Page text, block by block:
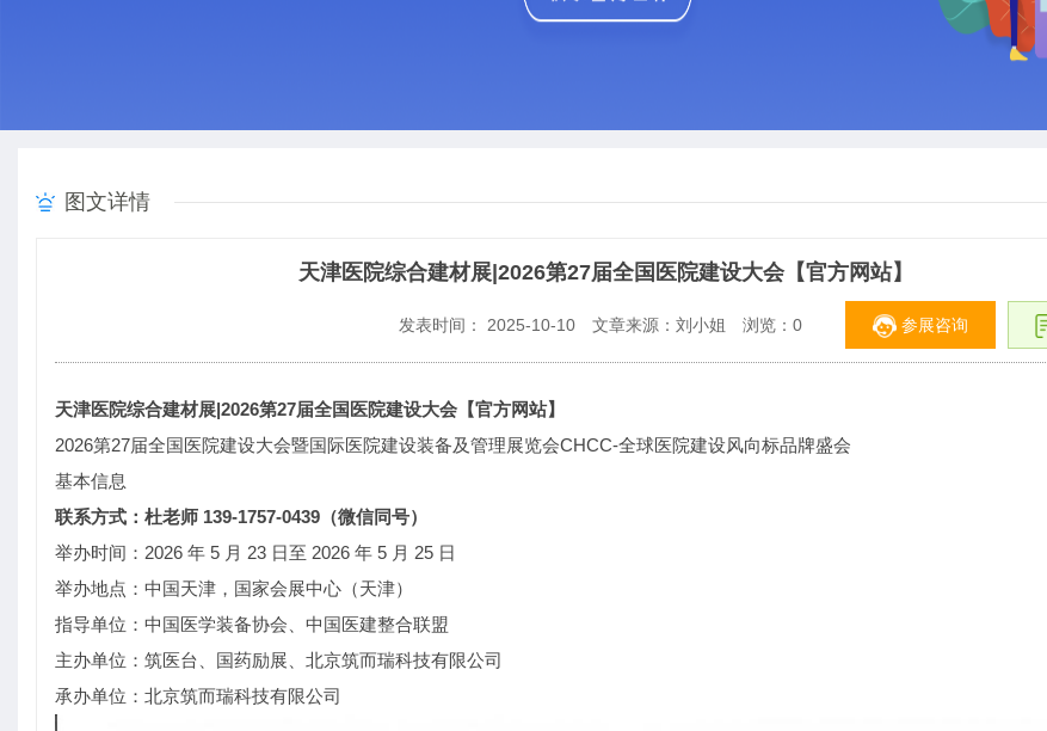
图文详情
天津医院综合建材展|2026第27届全国医院建设大会【官方网站】
发表时间： 2025-10-10 文章来源：刘小姐 浏览： 0 参展咨询
天津医院综合建材展|2026第27届全国医院建设大会【官方网站】
2026第27届全国医院建设大会暨国际医院建设装备及管理展览会CHCC-全球医院建设风向标品牌盛会
基本信息
联系方式：杜老师 139-1757-0439（微信同号）
举办时间：2026 年 5 月 23 日至 2026 年 5 月 25 日
举办地点：中国天津，国家会展中心（天津）
指导单位：中国医学装备协会、中国医建整合联盟
主办单位：筑医台、国药励展、北京筑而瑞科技有限公司
承办单位：北京筑而瑞科技有限公司